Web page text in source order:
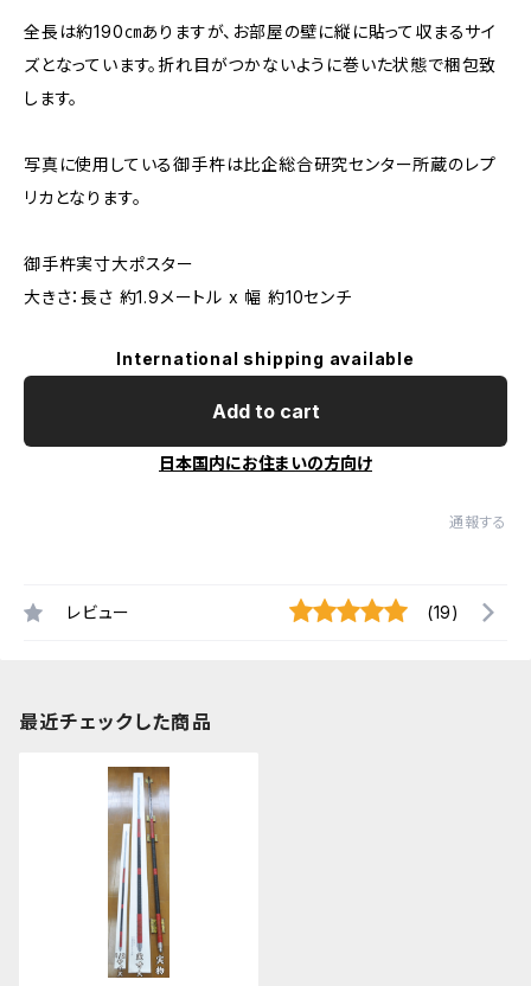
全長は約190㎝ありますが、お部屋の壁に縦に貼って収まるサイ
ズとなっています。折れ目がつかないように巻いた状態で梱包致
します。
写真に使用している御手杵は比企総合研究センター所蔵のレプ
リカとなります。
御手杵実寸大ポスター
大きさ：長さ 約1.9メートル x 幅 約10センチ
International shipping available
Add to cart
日本国内にお住まいの方向け
通報する
レビュー (19)
最近チェックした商品